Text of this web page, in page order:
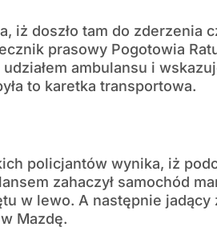
iż doszło tam do zderzenia
prasowy Pogotowia
ambulansu i
to karetka transportowa.
policjantów wynika, iż
zahaczył samochód
w lewo. A następnie jadący
Mazdę.